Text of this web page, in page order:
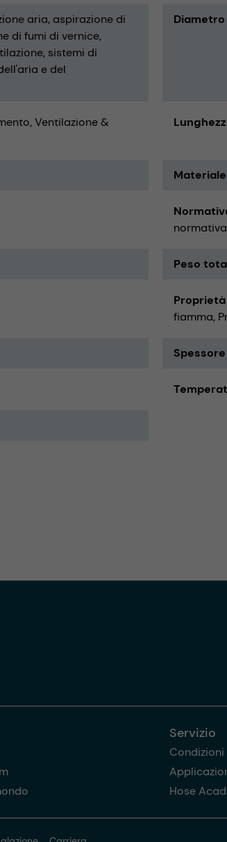
aria aspirazione di
di fumi di vernice
sistemi di
e del
Ventilazione &
Peso
fiamma
Servizio
Hose